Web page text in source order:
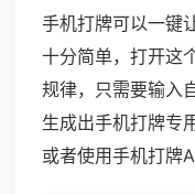
手机打牌可以一键
十分简单，打开这
规律，只需要输入
生成出手机打牌专
或者使用手机打牌